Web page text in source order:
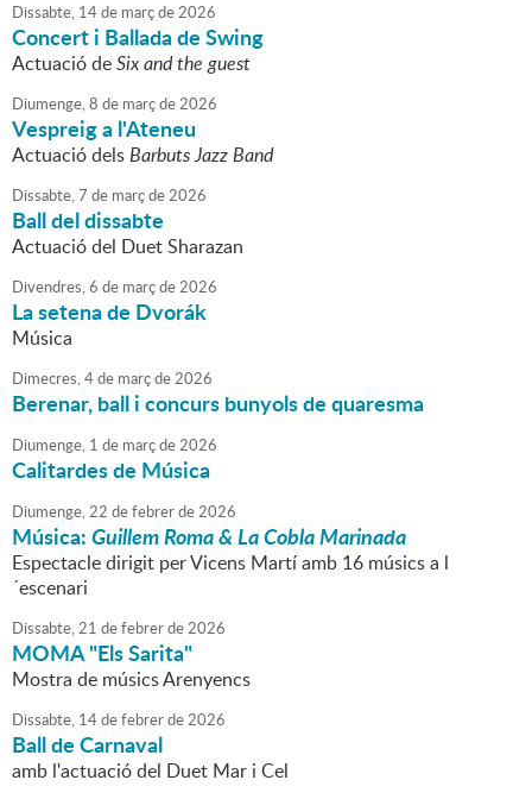
Dissabte, 14de marçde2026
Concert i Ballada de Swing
Actuació deSix and the guest
Diumenge,8 de marçde2026
Vespreig a l'Ateneu
Actuació delsBarbuts Jazz Band
Dissabte,7 de marçde2026
Ball del dissabte
Actuació del Duet Sharazan
Divendres,6 de marçde2026
La setena de Dvorák
Música
Dimecres,4de marçde2026
Berenar, ball i concurs bunyols de quaresma
Diumenge, 1 de marçde2026
Calitardes de Música
Diumenge,22 defebrerde2026
Música:Guillem Roma & La Cobla Marinada
Espectacle dirigit per Vicens Martí amb 16 músics a l
´escenari
Dissabte,21 defebrerde2026
MOMA "Els Sarita"
Mostra de músics Arenyencs
Dissabte, 14defebrerde2026
Ball de Carnaval
amb l'actuació del Duet Mar i Cel